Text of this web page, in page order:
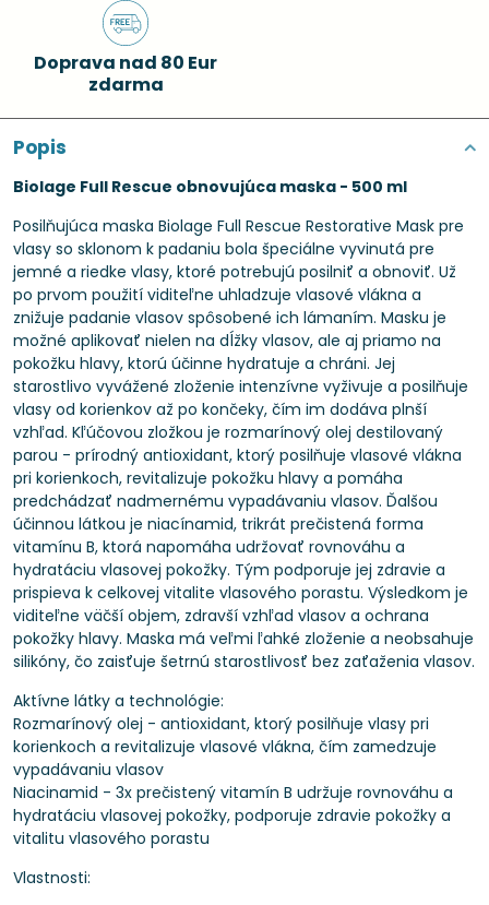
Doprava nad 80 Eur
zdarma
Popis
Biolage Full Rescue obnovujúca maska - 500 ml
Posilňujúca maska ​​Biolage Full Rescue Restorative Mask pre
vlasy so sklonom k ​​padaniu bola špeciálne vyvinutá pre
jemné a riedke vlasy, ktoré potrebujú posilniť a obnoviť. Už
po prvom použití viditeľne uhladzuje vlasové vlákna a
znižuje padanie vlasov spôsobené ich lámaním. Masku je
možné aplikovať nielen na dĺžky vlasov, ale aj priamo na
pokožku hlavy, ktorú účinne hydratuje a chráni. Jej
starostlivo vyvážené zloženie intenzívne vyživuje a posilňuje
vlasy od korienkov až po končeky, čím im dodáva plnší
vzhľad. Kľúčovou zložkou je rozmarínový olej destilovaný
parou - prírodný antioxidant, ktorý posilňuje vlasové vlákna
pri korienkoch, revitalizuje pokožku hlavy a pomáha
predchádzať nadmernému vypadávaniu vlasov. Ďalšou
účinnou látkou je niacínamid, trikrát prečistená forma
vitamínu B, ktorá napomáha udržovať rovnováhu a
hydratáciu vlasovej pokožky. Tým podporuje jej zdravie a
prispieva k celkovej vitalite vlasového porastu. Výsledkom je
viditeľne väčší objem, zdravší vzhľad vlasov a ochrana
pokožky hlavy. Maska má veľmi ľahké zloženie a neobsahuje
silikóny, čo zaisťuje šetrnú starostlivosť bez zaťaženia vlasov.
Aktívne látky a technológie:
Rozmarínový olej - antioxidant, ktorý posilňuje vlasy pri
korienkoch a revitalizuje vlasové vlákna, čím zamedzuje
vypadávaniu vlasov
Niacinamid - 3x prečistený vitamín B udržuje rovnováhu a
hydratáciu vlasovej pokožky, podporuje zdravie pokožky a
vitalitu vlasového porastu
Vlastnosti: